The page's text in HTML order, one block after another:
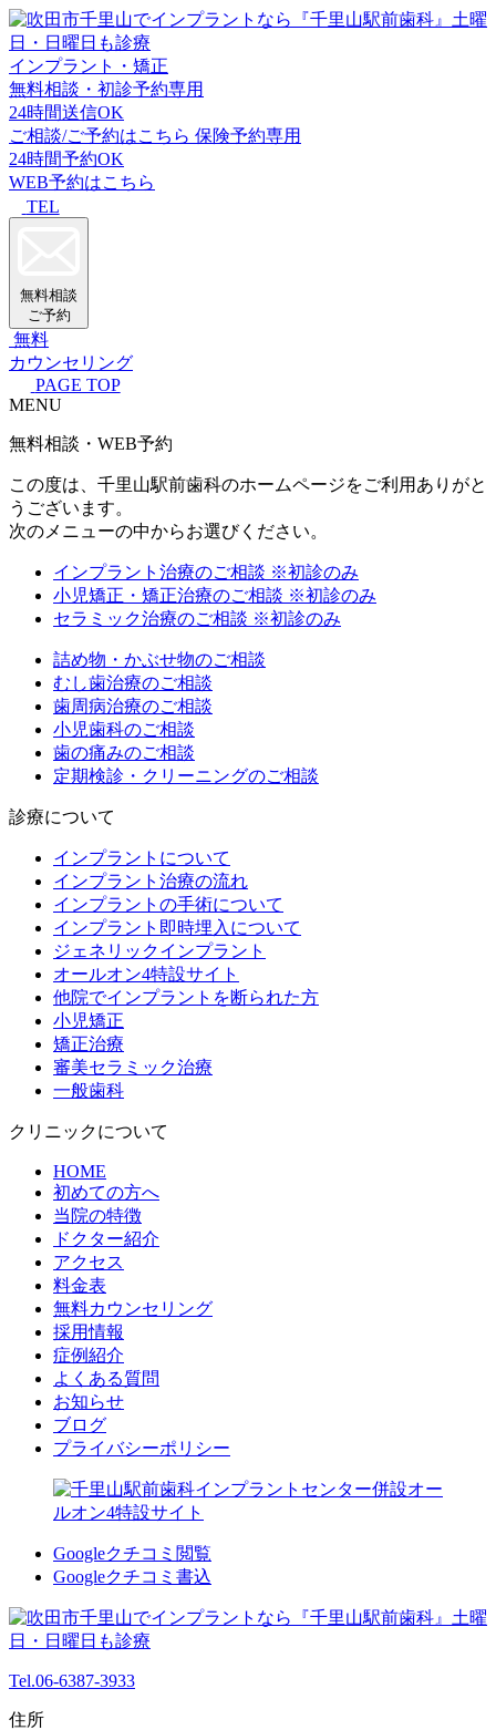
インプラント・矯正
無料相談・初診予約専用
24時間送信OK
ご相談/ご予約はこちら 保険予約専用
24時間予約OK
WEB予約はこちら
TEL
無料相談
ご予約
無料
カウンセリング
PAGE TOP
MENU
無料相談・WEB予約
この度は、千里山駅前歯科のホームページをご利用ありがと
うございます。
次のメニューの中からお選びください。
インプラント治療のご相談 ※初診のみ
小児矯正・矯正治療のご相談 ※初診のみ
セラミック治療のご相談 ※初診のみ
詰め物・かぶせ物のご相談
むし歯治療のご相談
歯周病治療のご相談
小児歯科のご相談
歯の痛みのご相談
定期検診・クリーニングのご相談
診療について
インプラントについて
インプラント治療の流れ
インプラントの手術について
インプラント即時埋入について
ジェネリックインプラント
オールオン4特設サイト
他院でインプラントを断られた方
小児矯正
矯正治療
審美セラミック治療
一般歯科
クリニックについて
HOME
初めての方へ
当院の特徴
ドクター紹介
アクセス
料金表
無料カウンセリング
採用情報
症例紹介
よくある質問
お知らせ
ブログ
プライバシーポリシー
Googleクチコミ閲覧
Googleクチコミ書込
Tel.06-6387-3933
住所